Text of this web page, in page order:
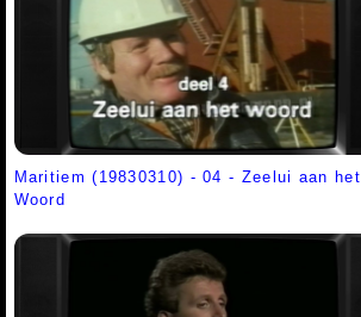
Maritiem (19830310) - 04 - Zeelui aan het
Woord